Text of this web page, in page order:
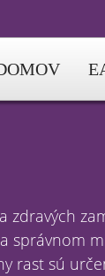
zdravých
rast sú